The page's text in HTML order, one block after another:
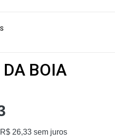
BOIA
R$26,33sem juros